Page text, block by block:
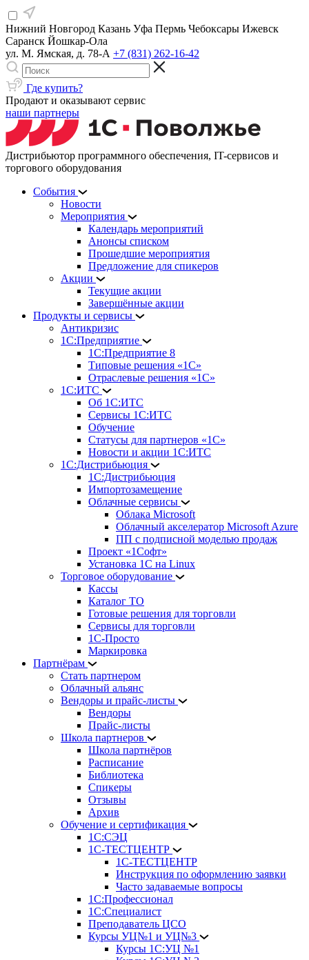
Нижний Новгород Казань Уфа Пермь Чебоксары Ижевск
Саранск Йошкар-Ола
ул. М. Ямская, д. 78-А +7 (831) 262-16-42
Где купить?
Продают и оказывают сервис
наши партнеры
Дистрибьютор программного обеспечения, IT-сервисов и
торгового оборудования
События
Новости
Мероприятия
Календарь мероприятий
Анонсы списком
Прошедшие мероприятия
Предложение для спикеров
Акции
Текущие акции
Завершённые акции
Продукты и сервисы
Антикризис
1С:Предприятие
1С:Предприятие 8
Типовые решения «1С»
Отраслевые решения «1С»
1С:ИТС
Об 1С:ИТС
Сервисы 1С:ИТС
Обучение
Статусы для партнеров «1С»
Новости и акции 1С:ИТС
1С:Дистрибьюция
1С:Дистрибьюция
Импортозамещение
Облачные сервисы
Облака Microsoft
Облачный акселератор Microsoft Azure
ПП с подписной моделью продаж
Проект «1Софт»
Установка 1С на Linux
Торговое оборудование
Кассы
Каталог ТО
Готовые решения для торговли
Сервисы для торговли
1С-Просто
Маркировка
Партнёрам
Стать партнером
Облачный альянс
Вендоры и прайс-листы
Вендоры
Прайс-листы
Школа партнеров
Школа партнёров
Расписание
Библиотека
Спикеры
Отзывы
Архив
Обучение и сертификация
1С:СЭЦ
1С-ТЕСТЦЕНТР
1С-ТЕСТЦЕНТР
Инструкция по оформлению заявки
Часто задаваемые вопросы
1С:Профессионал
1С:Специалист
Преподаватель ЦСО
Курсы УЦ№1 и УЦ№3
Курсы 1С:УЦ №1